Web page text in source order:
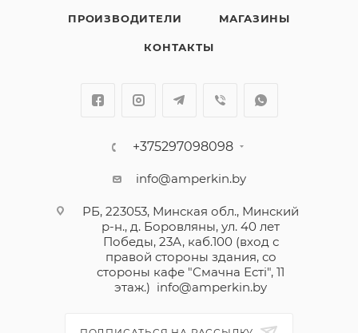
ПРОИЗВОДИТЕЛИ МАГАЗИНЫ
КОНТАКТЫ
+375297098098
info@amperkin.by
РБ, 223053, Минская обл., Минский
р-н., д. Боровляны, ул. 40 лет
Победы, 23А, каб.100 (вход с
правой стороны здания, со
стороны кафе "Смачна Естi", 11
этаж.) info@amperkin.by